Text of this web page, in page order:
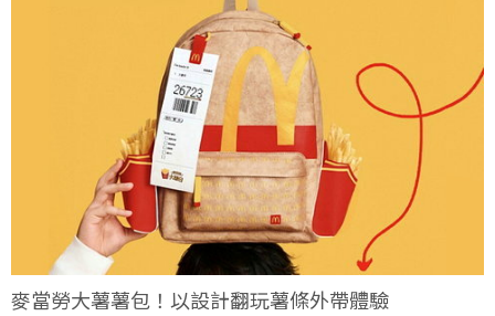
麥當勞大薯薯包！以設計翻玩薯條外帶體驗